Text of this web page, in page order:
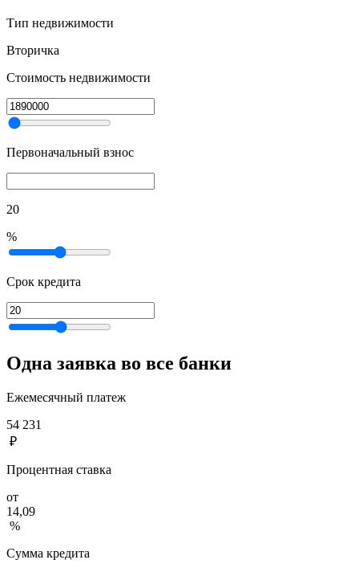
Тип недвижимости
Вторичка
Стоимость недвижимости
Первоначальный взнос
20
%
Срок кредита
Одна заявка во все банки
Ежемесячный платеж
54 231
₽
Процентная ставка
от
14,09
%
Сумма кредита